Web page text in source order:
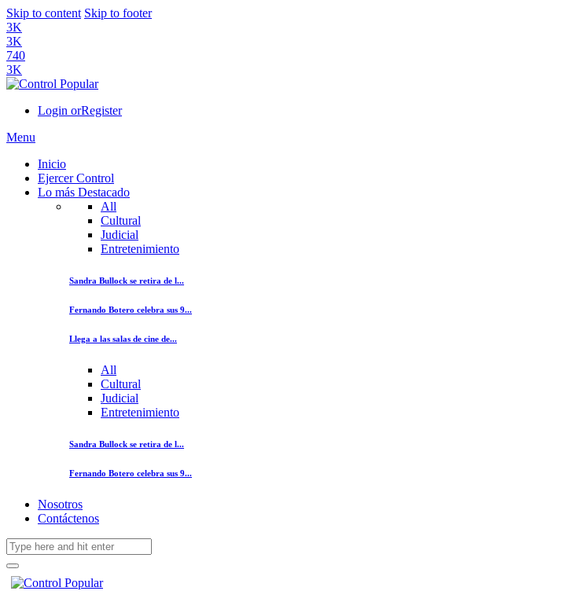
Skip to content Skip to footer
3K
3K
740
3K
Login orRegister
Menu
Inicio
Ejercer Control
Lo más Destacado
All
Cultural
Judicial
Entretenimiento
Sandra Bullock se retira de l...
Fernando Botero celebra sus 9...
Llega a las salas de cine de...
All
Cultural
Judicial
Entretenimiento
Sandra Bullock se retira de l...
Fernando Botero celebra sus 9...
Nosotros
Contáctenos